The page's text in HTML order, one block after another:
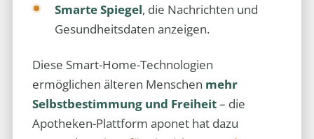
Smarte Spiegel, die Nachrichten und
Gesundheitsdaten anzeigen.
Diese Smart-Home-Technologien
ermöglichen älteren Menschen mehr
Selbstbestimmung und Freiheit– die
Apotheken-Plattform aponet hat dazu